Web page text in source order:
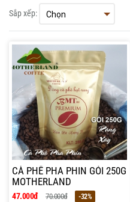
Sắp xếp:
CÀ PHÊ PHA PHIN GÓI 250G
MOTHERLAND
47.000đ 70.000đ -32%